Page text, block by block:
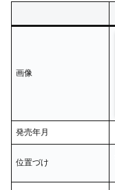
画像
発売年月
位置づけ